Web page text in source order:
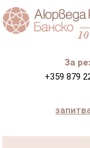
За
+359 879